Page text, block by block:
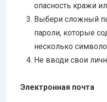
опасность кражи
Выбери сложный
пароли, которые
несколько
Не вводи свои
Электронная почта